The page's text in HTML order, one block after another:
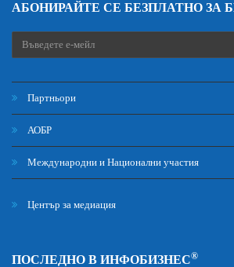
АБОНИРАЙТЕ СЕ БЕЗПЛАТНО ЗА
Партньори
АОБР
Международни и Национални участия
Център за медиация
ПОСЛЕДНО В ИНФОБИЗНЕС®